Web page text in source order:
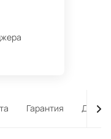
Гарантия